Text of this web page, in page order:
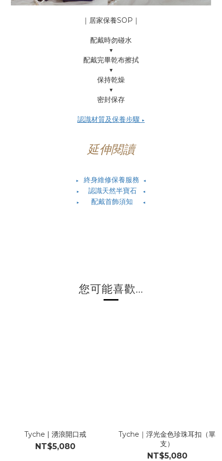
｜居家保養SOP｜
配戴時勿碰水
▼
配戴完畢乾布擦拭
▼
保持乾燥
▼
密封保存
認識材質及保養步驟 ▶
延伸閱讀
▶ 終身維修保養服務
◀
▶ 認識天然半寶石
◀
▶ 配戴首飾須知 ◀
您可能喜歡...
Tyche | 湧浪開口戒
NT$5,080
Tyche｜浮光金色珍珠耳扣（單
支）
NT$5,080